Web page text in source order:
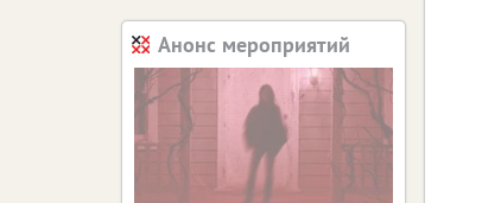
Анонс мероприятий